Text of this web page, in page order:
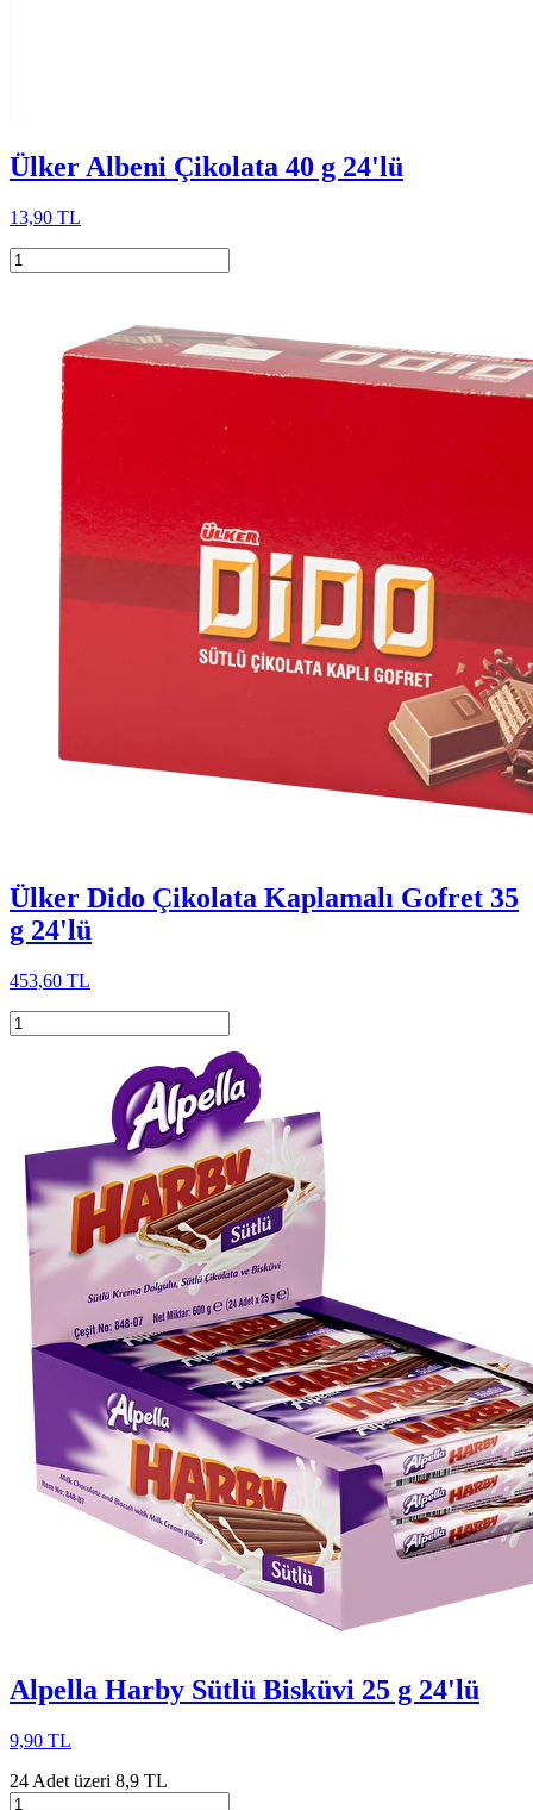
Ülker Albeni Çikolata 40 g 24'lü
13,90 TL
Ülker Dido Çikolata Kaplamalı Gofret 35
g 24'lü
453,60 TL
Alpella Harby Sütlü Bisküvi 25 g 24'lü
9,90 TL
24 Adet üzeri 8,9 TL